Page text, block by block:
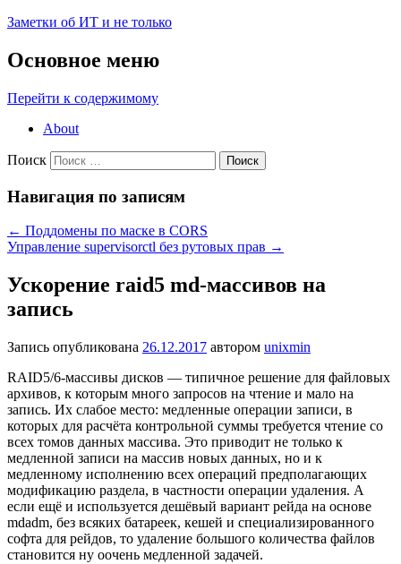
Заметки об ИТ и не только
Основное меню
Перейти к содержимому
About
Поиск
Навигация по записям
← Поддомены по маске в CORS
Управление supervisorctl без рутовых прав →
Ускорение raid5 md-массивов на
запись
Запись опубликована 26.12.2017 автором unixmin
RAID5/6-массивы дисков — типичное решение для файловых
архивов, к которым много запросов на чтение и мало на
запись. Их слабое место: медленные операции записи, в
которых для расчёта контрольной суммы требуется чтение со
всех томов данных массива. Это приводит не только к
медленной записи на массив новых данных, но и к
медленному исполнению всех операций предполагающих
модификацию раздела, в частности операции удаления. А
если ещё и используется дешёвый вариант рейда на основе
mdadm, без всяких батареек, кешей и специализированного
софта для рейдов, то удаление большого количества файлов
становится ну оочень медленной задачей.